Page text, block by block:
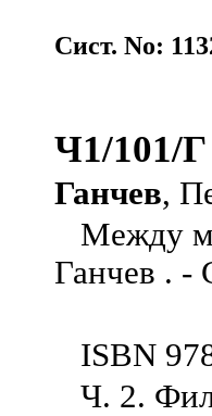
Сист. No:
Ч1/101/Г
Ганчев,
Между
Ганчев . -
ISBN
Ч. 2.